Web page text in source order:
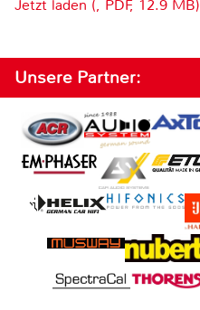
Jetzt laden (, PDF, 12.9 MB)
Unsere Partner: